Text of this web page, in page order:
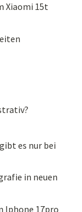
Xiaomi 15t
es nur bei
in neuen
Iphone 17pro